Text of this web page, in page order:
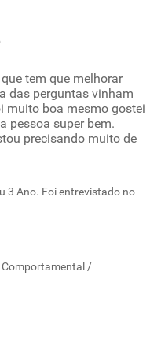
tem que melhorar
das perguntas vinham
muito boa mesmo gostei
pessoa super bem.
precisando muito de
3 Ano. Foi entrevistado no
Comportamental /